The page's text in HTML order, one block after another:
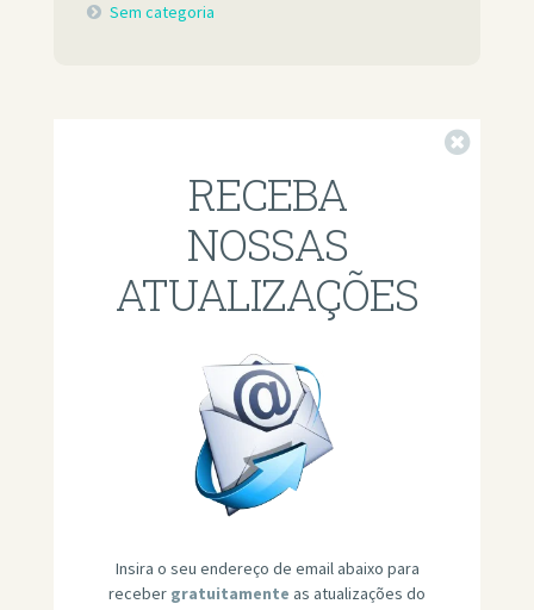
Sem categoria
RECEBA
NOSSAS
ATUALIZAÇÕES
Insira o seu endereço de email abaixo para
receber gratuitamente as atualizações do